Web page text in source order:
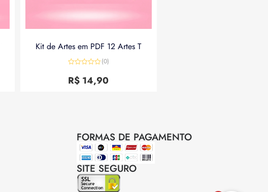
Kit de Artes em PDF 12 Artes T
0
de
(0)
R$ 14,90
FORMAS DE PAGAMENTO
SITE SEGURO